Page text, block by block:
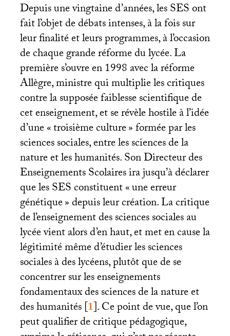
Depuis une vingtaine d’années, lesSESont
fait l’objet de débats intenses, à la fois sur
leur finalité et leurs programmes, à l’occasion
de chaque grande réforme du lycée. La
première s’ouvre en 1998 avec la réforme
Allègre, ministre qui multiplie les critiques
contre la supposée faiblesse scientifique de
cet enseignement, et se révèle hostile à l’idée
d’une «troisième culture» formée par les
sciences sociales, entre les sciences de la
nature et les humanités. Son Directeur des
Enseignements Scolaires ira jusqu’à déclarer
que lesSESconstituent «une erreur
génétique» depuis leur création. La critique
de l’enseignement des sciences sociales au
lycée vient alors d’en haut, et met en cause la
légitimité même d’étudier les sciences
sociales à des lycéens, plutôt que de se
concentrer sur les enseignements
fondamentaux des sciences de la nature et
des humanités[1]. Ce point de vue, que l’on
peut qualifier de critique pédagogique,